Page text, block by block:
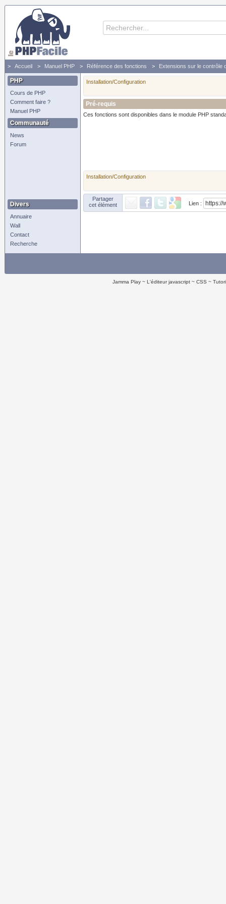
Accueil Manuel PHP Référence des fonctions Extensions sur le contrôle
PHP
Cours de PHP
Comment faire ?
Manuel PHP
Communauté
News
Forum
Divers
Annuaire
Wall
Contact
Recherche
Installation/Configuration
Pré-requis
Ces fonctions sont disponibles dans le module PHP
Installation/Configuration
Partager
cet élément
Lien :
Jamma Play L'éditeur javascript CSS